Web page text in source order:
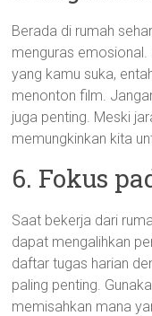
Berada di rumah
menguras
yang kamu suka,
menonton film.
juga penting. Meski
memungkinkan kita
6. Fokus
Saat bekerja dari
dapat mengalihkan
daftar tugas harian
paling penting.
memisahkan mana